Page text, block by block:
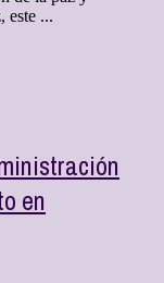
este ...
en